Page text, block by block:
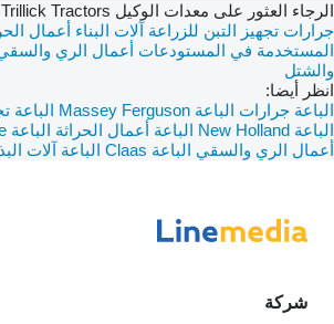
الرجاء العثور على معدات الوكيل Trillick Tractors ضمن هذه الفئات
جرارات تجهيز التبن للزراعة آلات البناء أعمال
المستخدمة في المستودعات أعمال الري
والشتل
انظر أيضا:
الباعة جرارات الباعة Massey Ferguson
الباعة
الباعة New Holland
الباعة أعمال الحراثة الباعة John Deere
أعمال الري والسقي الباعة Claas الباعة آلات
شركة